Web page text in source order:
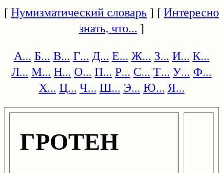
[Нумизматический словарь] [Интересно
знать, что... ]
А... Б... В... Г... Д... Е... Ж... З... И... К...
Л... М... Н... О... П... Р... С... Т... У... Ф...
Х... Ц... Ч... Ш... Э... Ю... Я...
ГРОТЕН